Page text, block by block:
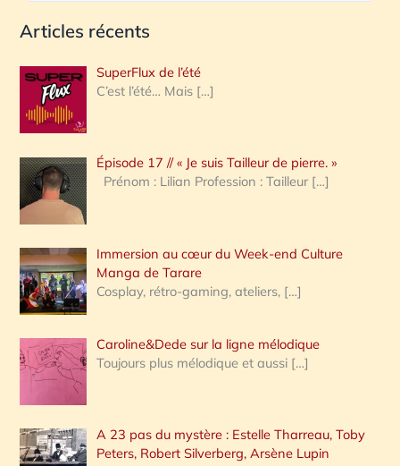
c
e
r
c
h
e
:
Articles récents
SuperFlux de l’été
C’est l’été… Mais […]
Épisode 17 // « Je suis Tailleur de pierre. »
Prénom : Lilian Profession : Tailleur […]
Immersion au cœur du Week-end Culture
Manga de Tarare
Cosplay, rétro-gaming, ateliers, […]
Caroline&Dede sur la ligne mélodique
Toujours plus mélodique et aussi […]
A 23 pas du mystère : Estelle Tharreau, Toby
Peters, Robert Silverberg, Arsène Lupin